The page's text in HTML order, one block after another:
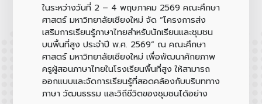
ในระหว่างวันที่ 2 – 4 พฤษภาคม 2569 คณะศึกษา
ศาสตร์ มหาวิทยาลัยเชียงใหม่ จัด “โครงการส่ง
เสริมการเรียนรู้ภาษาไทยสำหรับนักเรียนและชุมชน
บนพื้นที่สูง ประจำปี พ.ศ. 2569” ณ คณะศึกษา
ศาสตร์ มหาวิทยาลัยเชียงใหม่ เพื่อพัฒนาศักยภาพ
ครูผู้สอนภาษาไทยในโรงเรียนพื้นที่สูง ให้สามารถ
ออกแบบและจัดการเรียนรู้ที่สอดคล้องกับบริบททาง
ภาษา วัฒนธรรม และวิถีชีวิตของชุมชนได้อย่าง